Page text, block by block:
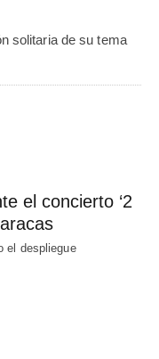
solitaria de su tema
el concierto ‘2
el despliegue